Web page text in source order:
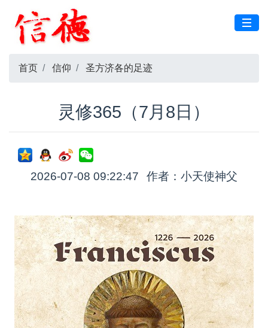
首页 信仰 圣方济各的足迹
灵修365（7月8日）
2026-07-08 09:22:47 作者：小天使神父